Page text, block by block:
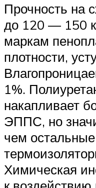
Прочность на
до 120 — 150
маркам
плотности,
1%.
накапливает
ЭППС, но
чем
Химическая